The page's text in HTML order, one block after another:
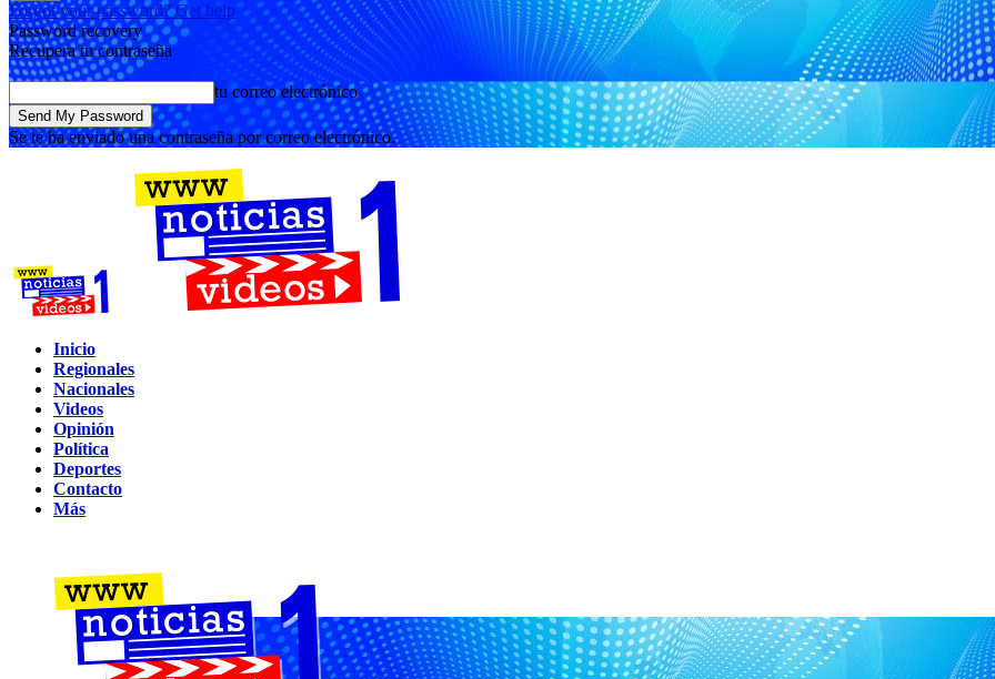
Forgot your password? Get help
Password recovery
Recupera tu contraseña
tu correo electrónico
Se te ha enviado una contraseña por correo electrónico.
Inicio
Regionales
Nacionales
Videos
Opinión
Política
Deportes
Contacto
Más